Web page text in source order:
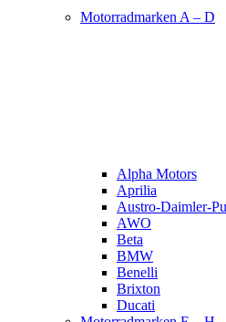
Motorradmarken A – D
Alpha Motors
Aprilia
Austro-Daimler-
AWO
Beta
BMW
Benelli
Brixton
Ducati